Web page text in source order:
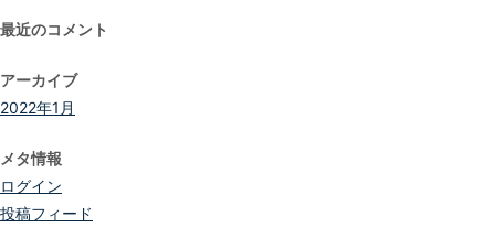
最近のコメント
アーカイブ
2022年1月
メタ情報
ログイン
投稿フィード